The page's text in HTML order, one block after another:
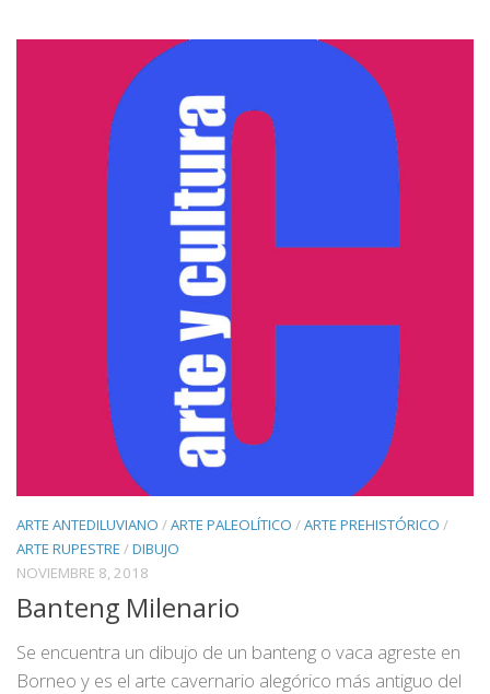
ARTE ANTEDILUVIANO /ARTE PALEOLÍTICO /ARTE PREHISTÓRICO /
ARTE RUPESTRE /DIBUJO
NOVIEMBRE 8, 2018
Banteng Milenario
Se encuentra un dibujo de un banteng o vaca agreste en
Borneo y es el arte cavernario alegórico más antiguo del